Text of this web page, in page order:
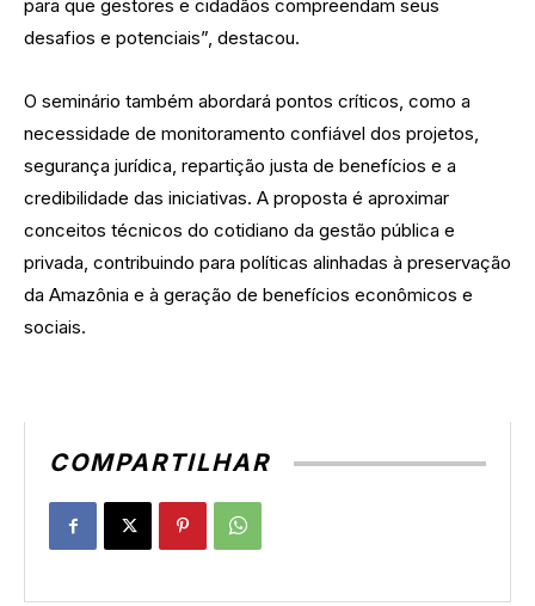
para que gestores e cidadãos compreendam seus
desafios e potenciais”, destacou.
O seminário também abordará pontos críticos, como a
necessidade de monitoramento confiável dos projetos,
segurança jurídica, repartição justa de benefícios e a
credibilidade das iniciativas. A proposta é aproximar
conceitos técnicos do cotidiano da gestão pública e
privada, contribuindo para políticas alinhadas à preservação
da Amazônia e à geração de benefícios econômicos e
sociais.
COMPARTILHAR